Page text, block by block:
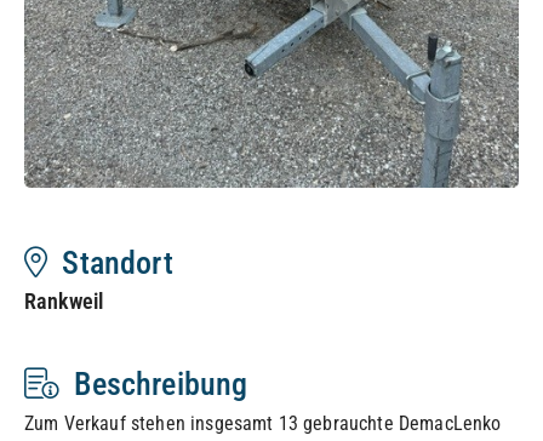
Standort
Rankweil
Beschreibung
Zum Verkauf stehen insgesamt 13 gebrauchte DemacLenko